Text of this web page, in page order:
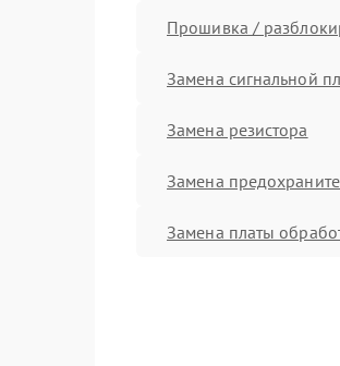
Прошивка /
Замена сигнальной
Замена резистора
Замена
Замена платы